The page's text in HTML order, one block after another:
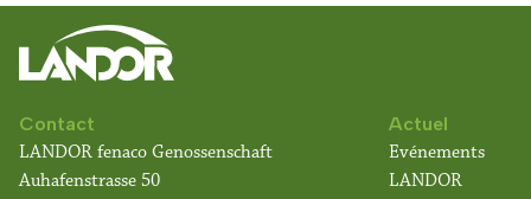
Contact
LANDOR fenaco Genossenschaft
Auhafenstrasse 50
Actuel
Evénements
LANDOR